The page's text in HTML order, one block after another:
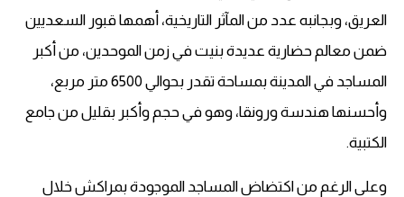
العريق، وبجانبه عدد من المآثر التاريخية، أهمها قبور السعديين
ضمن معالم حضارية عديدة بنيت في زمن الموحدين، من أكبر
المساجد في المدينة بمساحة تقدر بحوالي 6500 متر مربع،
وأحسنها هندسة ورونقا، وهو في حجم وأكبر بقليل من جامع
الكتبية.
وعلى الرغم من اكتضاض المساجد الموجودة بمراكش خلال